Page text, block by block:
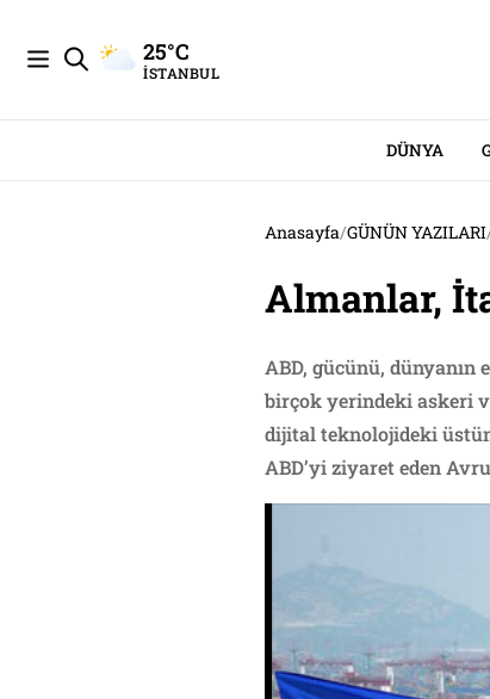
25°C
İSTANBUL
DÜNYA
Anasayfa/GÜNÜN YAZILARI
Almanlar,
ABD, gücünü,
birçok yerindeki askeri
dijital teknolojideki
ABD’yi ziyaret eden